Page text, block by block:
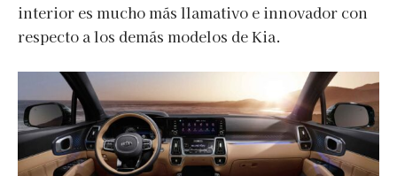
interior es mucho más llamativo e innovador con
respecto a los demás modelos de Kia.